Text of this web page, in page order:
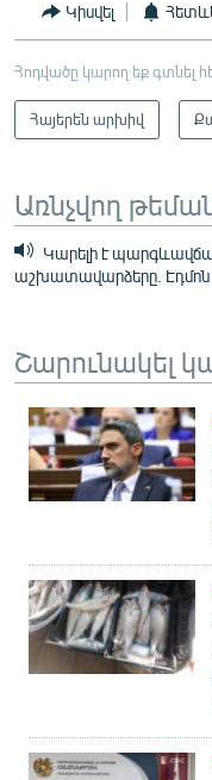
Կիսվել
Հոդվածը կարող եք գտնել
Հայերեն արխիվ
Առնչվող
Կարելի է
աշխատավարձերը. Էդմոն
Շարունակել